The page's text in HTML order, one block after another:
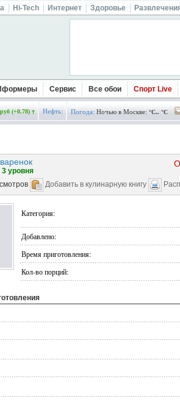
Hi-Tech Интернет Здоровье
Сервис Все обои Спорт Live
(+0.78) Нефть: Погода: Ночью в Москве: °C.. °C
3 уровня
Добавить в кулинарную книгу
Категория:
Добавлено:
Время приготовления:
Кол-во порций: